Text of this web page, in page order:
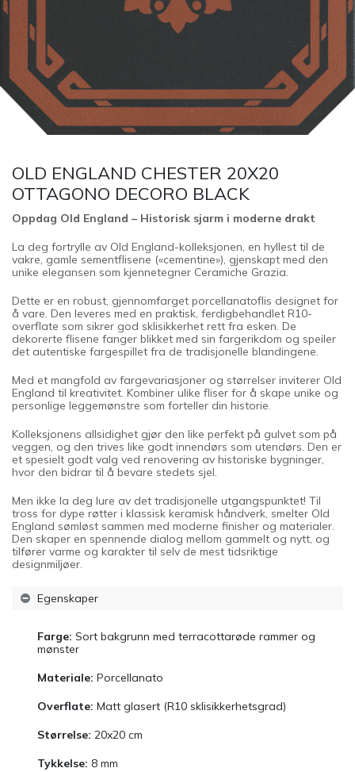
OLD ENGLAND CHESTER 20X20
OTTAGONO DECORO BLACK
Oppdag Old England – Historisk sjarm i moderne drakt
La deg fortrylle av Old England-kolleksjonen, en hyllest til de
vakre, gamle sementflisene («cementine»), gjenskapt med den
unike elegansen som kjennetegner Ceramiche Grazia.
Dette er en robust, gjennomfarget porcellanatoflis designet for
å vare. Den leveres med en praktisk, ferdigbehandlet R10-
overflate som sikrer god sklisikkerhet rett fra esken. De
dekorerte flisene fanger blikket med sin fargerikdom og speiler
det autentiske fargespillet fra de tradisjonelle blandingene.
Med et mangfold av fargevariasjoner og størrelser inviterer Old
England til kreativitet. Kombiner ulike fliser for å skape unike og
personlige leggemønstre som forteller din historie.
Kolleksjonens allsidighet gjør den like perfekt på gulvet som på
veggen, og den trives like godt innendørs som utendørs. Den er
et spesielt godt valg ved renovering av historiske bygninger,
hvor den bidrar til å bevare stedets sjel.
Men ikke la deg lure av det tradisjonelle utgangspunktet! Til
tross for dype røtter i klassisk keramisk håndverk, smelter Old
England sømløst sammen med moderne finisher og materialer.
Den skaper en spennende dialog mellom gammelt og nytt, og
tilfører varme og karakter til selv de mest tidsriktige
designmiljøer.
Egenskaper
Farge: Sort bakgrunn med terracottarøde rammer og
mønster
Materiale: Porcellanato
Overflate: Matt glasert (R10 sklisikkerhetsgrad)
Størrelse: 20x20 cm
Tykkelse: 8 mm